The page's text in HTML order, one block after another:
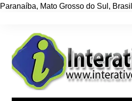
Paranaíba, Mato Grosso do Sul , Brasil
conteúdo